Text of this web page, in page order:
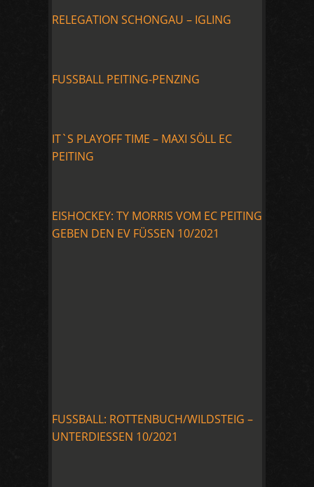
RELEGATION SCHONGAU – IGLING
FUSSBALL PEITING-PENZING
IT`S PLAYOFF TIME – MAXI SÖLL EC
PEITING
EISHOCKEY: TY MORRIS VOM EC PEITING
GEBEN DEN EV FÜSSEN 10/2021
FUSSBALL: ROTTENBUCH/WILDSTEIG –
UNTERDIESSEN 10/2021